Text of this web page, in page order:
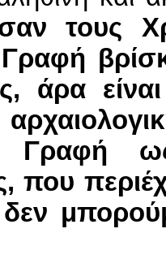
τους
άρα
Γραφή
που
δεν